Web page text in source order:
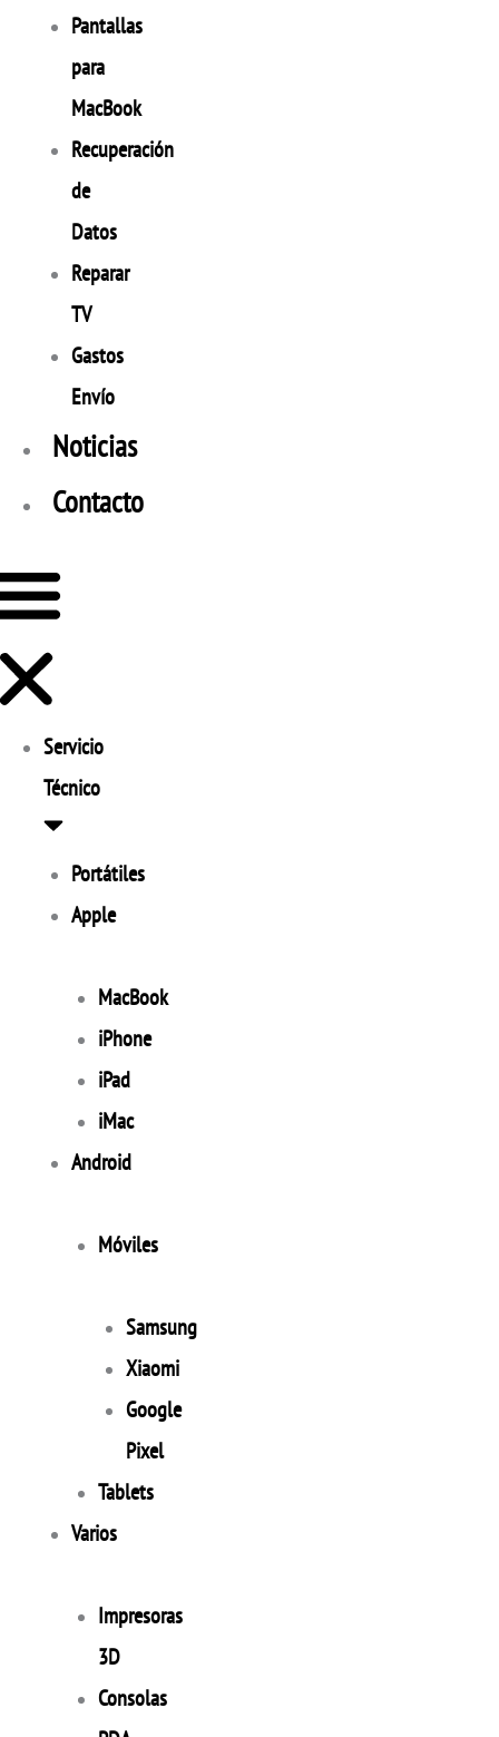
Pantallas
para
MacBook
Recuperación
de
Datos
Reparar
TV
Gastos
Envío
Noticias
Contacto
Servicio
Técnico
Portátiles
Apple
MacBook
iPhone
iPad
iMac
Android
Móviles
Samsung
Xiaomi
Google
Pixel
Tablets
Varios
Impresoras
3D
Consolas